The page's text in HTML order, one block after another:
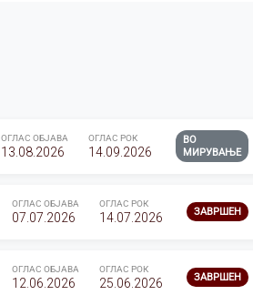
ОГЛАС ОБЈАВА
13.08.2026
ОГЛАС РОК
14.09.2026
ВО
МИРУВАЊЕ
ОГЛАС ОБЈАВА
07.07.2026
ОГЛАС РОК
14.07.2026 ЗАВРШЕН
ОГЛАС ОБЈАВА
12.06.2026
ОГЛАС РОК
25.06.2026 ЗАВРШЕН